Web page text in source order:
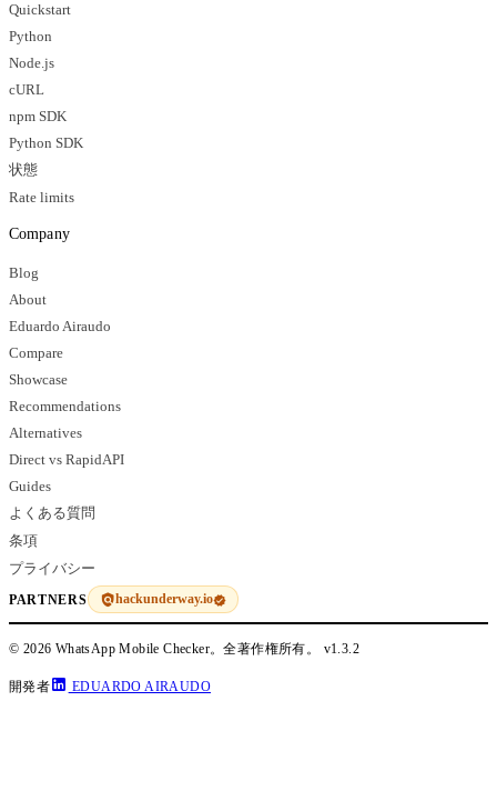
Quickstart
Python
Node.js
cURL
npm SDK
Python SDK
状態
Rate limits
Company
Blog
About
Eduardo Airaudo
Compare
Showcase
Recommendations
Alternatives
Direct vs RapidAPI
Guides
よくある質問
条項
プライバシー
PARTNERS hackunderway.io
© 2026 WhatsApp Mobile Checker。全著作権所有。 v1.3.2
開発者 EDUARDO AIRAUDO